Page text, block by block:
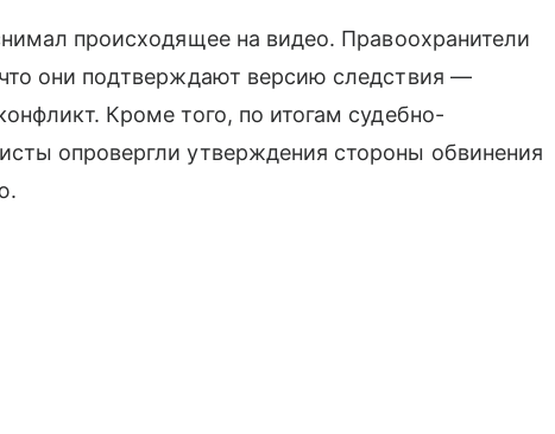
происходящее на видео. Правоохранители
они подтверждают версию следствия —
Кроме того, по итогам судебно-
опровергли утверждения стороны обвинения